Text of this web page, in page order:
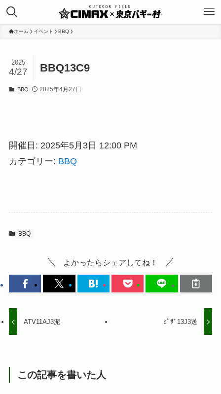
ホーム イベント BBQ
BBQ13C9
2025
4/27
BBQ 2025年4月27日
開催日: 2025年5月3日 12:00 PM
カテゴリー: BBQ
BBQ
よかったらシェアしてね！
ATV11AJ3泥 ﾋﾟｻﾞ13J3送
この記事を書いた人